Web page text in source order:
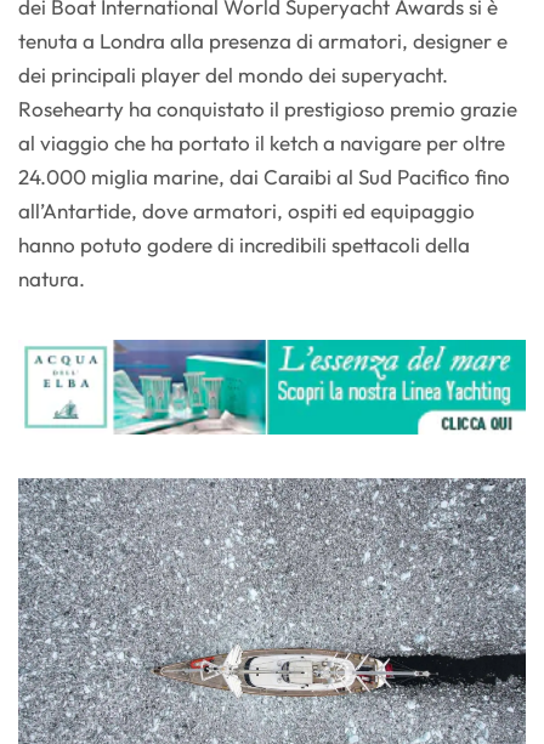
dei Boat International World Superyacht Awards si è
tenuta a Londra alla presenza di armatori, designer e
dei principali player del mondo dei superyacht.
Rosehearty ha conquistato il prestigioso premio grazie
al viaggio che ha portato il ketch a navigare per oltre
24.000 miglia marine, dai Caraibi al Sud Pacifico fino
all’Antartide, dove armatori, ospiti ed equipaggio
hanno potuto godere di incredibili spettacoli della
natura.